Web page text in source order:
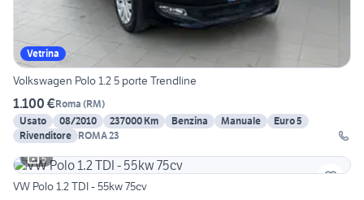
Vetrina
Volkswagen Polo 1.2 5 porte Trendline
1.100 €Roma (RM)
Usato
08/2010 237000 Km Benzina Manuale
Euro 5
Rivenditore ROMA 23
5
VW Polo 1.2 TDI - 55kw 75cv